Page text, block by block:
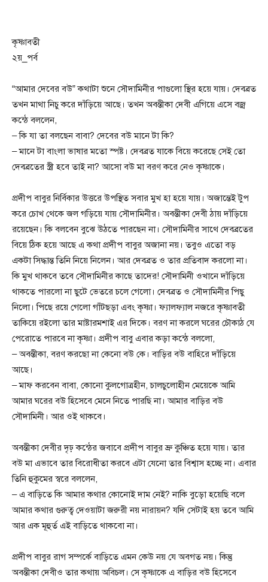
কৃষ্ণাবতী
২য়_পর্ব
“আমার দেবের বউ” কথাটা শুনে সৌদামিনীর পাগুলো স্থির হয়ে যায়। দেবব্রত
তখন মাথা নিচু করে দাঁড়িয়ে আছে। তখন অবন্তীকা দেবী এগিয়ে এসে বজ্র
কন্ঠে বললেন,
– কি যা তা বলছেন বাবা? দেবের বউ মানে টা কি?
– মানে টা বাংলা ভাষার মতো স্পষ্ট। দেবব্রত যাকে বিয়ে করেছে সেই তো
দেবব্রতের স্ত্রী হবে তাই না? আসো বউ মা বরণ করে নেও কৃষ্ণাকে।
প্রদীপ বাবুর নির্বিকার উত্তরে উপস্থিত সবার মুখ হা হয়ে যায়। অজান্তেই টুপ
করে চোখ থেকে জল গড়িয়ে যায় সৌদামিনীর। অবন্তীকা দেবী ঠায় দাঁড়িয়ে
রয়েছেন। কি বলবেন বুঝে উঠতে পারছেন না। সৌদামিনীর সাথে দেবব্রতের
বিয়ে ঠিক হয়ে আছে এ কথা প্রদীপ বাবুর অজানা নয়। তবুও এতো বড়
একটা সিদ্ধান্ত তিনি নিয়ে নিলেন। আর দেবব্রত ও তার প্রতিবাদ করলো না।
কি মুখ থাকবে তবে সৌদামিনীর কাছে তাদের! সৌদামিনী ওখানে দাঁড়িয়ে
থাকতে পারলো না ছুটে ভেতরে চলে গেলো। দেবব্রত ও সৌদামিনীর পিছু
নিলো। পিছে রয়ে গেলো গাঁটছড়া এবং কৃষ্ণা। ফ্যালফ্যাল নজরে কৃষ্ণাবতী
তাকিয়ে রইলো তার মাষ্টারমশাই এর দিকে। বরণ না করলে ঘরের চৌকাঠ যে
পেরোতে পারবে না কৃষ্ণা। প্রদীপ বাবু এবার কড়া কন্ঠে বললো,
– অবন্তীকা, বরণ করছো না কেনো বউ কে। বাড়ির বউ বাহিরে দাঁড়িয়ে
আছে।
– মাফ করবেন বাবা, কোনো কুলগোত্রহীন, চালচুলোহীন মেয়েকে আমি
আমার ঘরের বউ হিসেবে মেনে নিতে পারছি না। আমার বাড়ির বউ
সৌদামিনী। আর ওই থাকবে।
অবন্তীকা দেবীর দৃঢ় কন্ঠের জবাবে প্রদীপ বাবুর ভ্রু কুঞ্চিত হয়ে যায়। তার
বউ মা এভাবে তার বিরোধীতা করবে এটা যেনো তার বিশ্বাস হচ্ছে না। এবার
তিনি হুকুমের স্বরে বললেন,
– এ বাড়িতে কি আমার কথার কোনোই দাম নেই? নাকি বুড়ো হয়েছি বলে
আমার কথার গুরুত্ব দেওয়াটা জরুরী নয় নারায়ন? যদি সেটাই হয় তবে আমি
আর এক মূহুর্ত এই বাড়িতে থাকবো না।
প্রদীপ বাবুর রাগ সম্পর্কে বাড়িতে এমন কেউ নয় যে অবগত নয়। কিন্তু
অবন্তীকা দেবীও তার কথায় অবিচল। সে কৃষ্ণাকে এ বাড়ির বউ হিসেবে